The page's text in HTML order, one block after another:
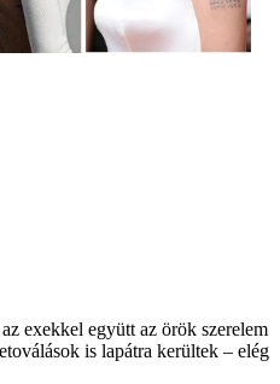
exekkel együtt az örök szerelem
is lapátra kerültek – elég